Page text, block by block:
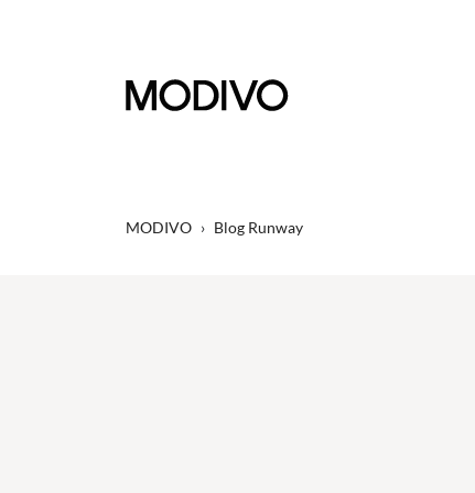
MODIVO › Blog Runway